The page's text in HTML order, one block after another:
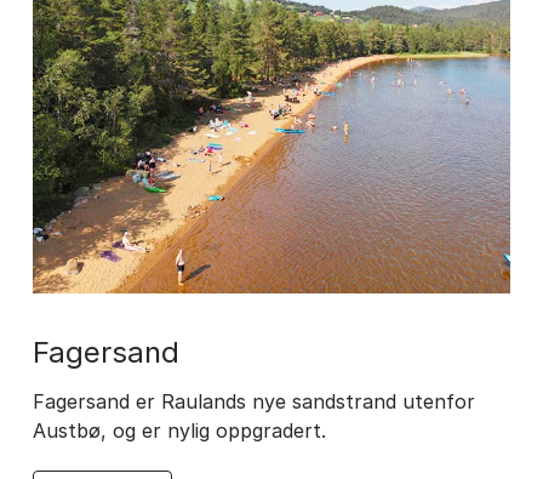
fagersand
Fagersand er Raulands nye sandstrand utenfor
Austbø, og er nylig oppgradert.